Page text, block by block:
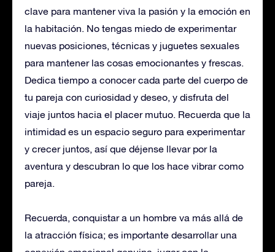
clave para mantener viva la pasión y la emoción en
la habitación. No tengas miedo de experimentar
nuevas posiciones, técnicas y juguetes sexuales
para mantener las cosas emocionantes y frescas.
Dedica tiempo a conocer cada parte del cuerpo de
tu pareja con curiosidad y deseo, y disfruta del
viaje juntos hacia el placer mutuo. Recuerda que la
intimidad es un espacio seguro para experimentar
y crecer juntos, así que déjense llevar por la
aventura y descubran lo que los hace vibrar como
pareja.
Recuerda, conquistar a un hombre va más allá de
la atracción física; es importante desarrollar una